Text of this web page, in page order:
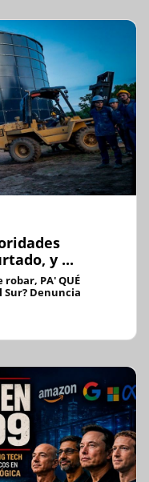
y ...
robar, PA' QUÉ
Denuncia